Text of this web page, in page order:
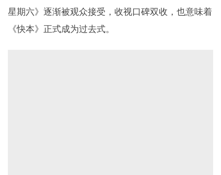
星期六》逐渐被观众接受，收视口碑双收，也意味着
《快本》正式成为过去式。